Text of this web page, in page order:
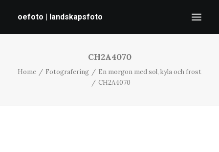
oefoto | landskapsfoto
GALLERI
CH2A4070
Home Fotografering
En morgon med sol, kyla och frost
CH2A4070